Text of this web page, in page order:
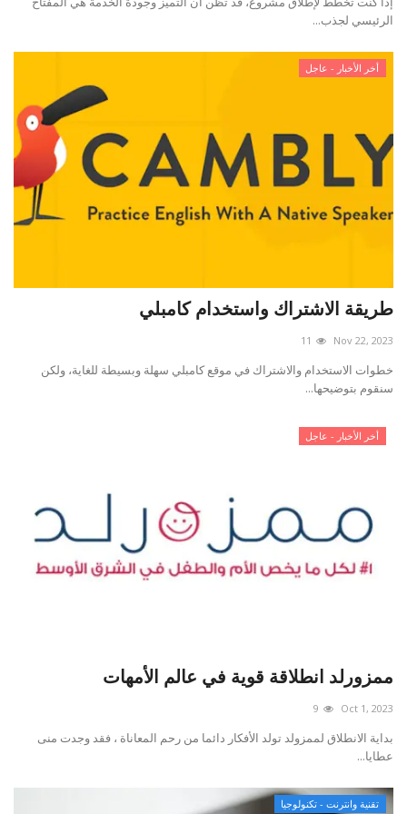
الرئيسي لجذب...
أخر الأخبار - عاجل
طريقة الاشتراك واستخدام كامبلي
Nov 22, 2023
11
خطوات الاستخدام والاشتراك في موقع كامبلي سهلة وبسيطة للغاية، ولكن
سنقوم بتوضيحها...
أخر الأخبار - عاجل
ممزورلد انطلاقة قوية في عالم الأمهات
Oct 1, 2023
9
بداية الانطلاق لممزولد تولد الأفكار دائما من رحم المعاناة ، فقد وجدت منى
عطايا...
تقنية وانترنت - تكنولوجيا